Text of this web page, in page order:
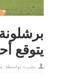
يتوقع
نشرت بواسطة: